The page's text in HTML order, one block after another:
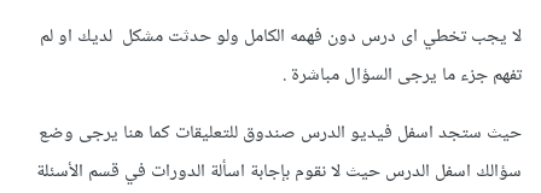
لا يجب تخطي اى درس دون فهمه الكامل ولو حدثت مشكل لديك او لم
تفهم جزء ما يرجى السؤال مباشرة .
حيث ستجد اسفل فيديو الدرس صندوق للتعليقات كما هنا يرجى وضع
سؤالك اسفل الدرس حيث لا نقوم بإجابة اسألة الدورات في قسم الأسئلة